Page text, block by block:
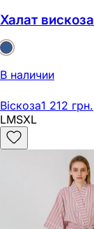
Халат
В наличии
Віскоза1 212 грн.
LMSXL